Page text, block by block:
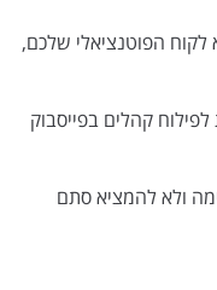
הפוטנציאלי שלכם,
קהלים בפייסבוק
ולא להמציא סתם